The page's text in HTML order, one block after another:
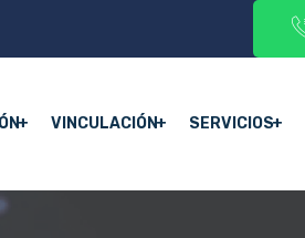
VINCULACIÓN SERVICIOS